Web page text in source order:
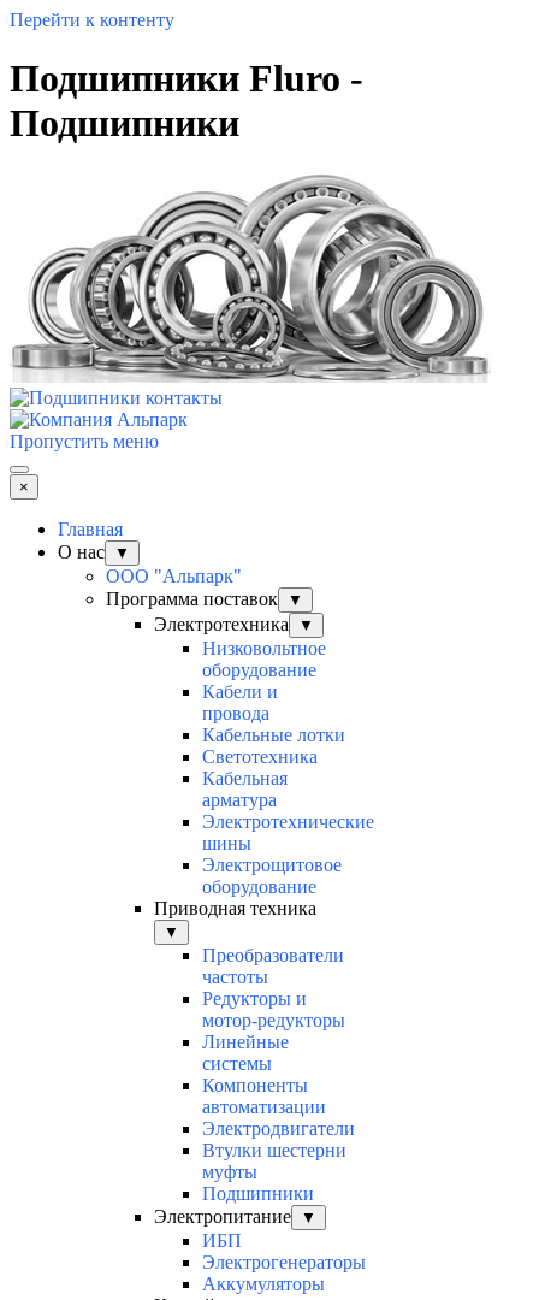
Перейти к контенту
Подшипники Fluro -
Подшипники
Пропустить меню
×
Главная
О нас
▼
ООО "Альпарк"
Программа поставок
▼
Электротехника ▼
Низковольтное
оборудование
Кабели и
провода
Кабельные лотки
Светотехника
Кабельная
арматура
Электротехнические
шины
Электрощитовое
оборудование
Приводная техника
▼
Преобразователи
частоты
Редукторы и
мотор-редукторы
Линейные
системы
Компоненты
автоматизации
Электродвигатели
Втулки шестерни
муфты
Подшипники
Электропитание
▼
ИБП
Электрогенераторы
Аккумуляторы